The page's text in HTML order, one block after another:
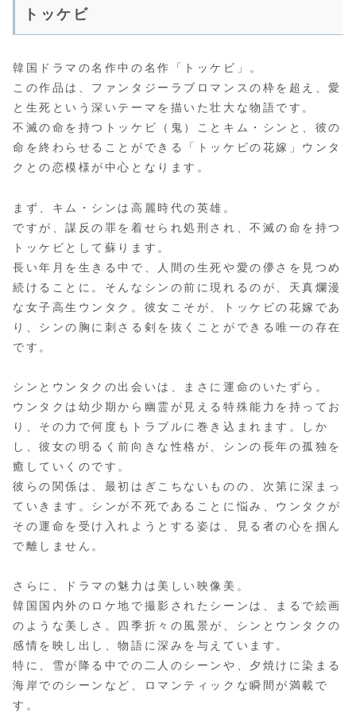
トッケビ
韓国ドラマの名作中の名作「トッケビ」。
この作品は、ファンタジーラブロマンスの枠を超え、愛
と生死という深いテーマを描いた壮大な物語です。
不滅の命を持つトッケビ（鬼）ことキム・シンと、彼の
命を終わらせることができる「トッケビの花嫁」ウンタ
クとの恋模様が中心となります。
まず、キム・シンは高麗時代の英雄。
ですが、謀反の罪を着せられ処刑され、不滅の命を持つ
トッケビとして蘇ります。
長い年月を生きる中で、人間の生死や愛の儚さを見つめ
続けることに。そんなシンの前に現れるのが、天真爛漫
な女子高生ウンタク。彼女こそが、トッケビの花嫁であ
り、シンの胸に刺さる剣を抜くことができる唯一の存在
です。
シンとウンタクの出会いは、まさに運命のいたずら。
ウンタクは幼少期から幽霊が見える特殊能力を持ってお
り、その力で何度もトラブルに巻き込まれます。しか
し、彼女の明るく前向きな性格が、シンの長年の孤独を
癒していくのです。
彼らの関係は、最初はぎこちないものの、次第に深まっ
ていきます。シンが不死であることに悩み、ウンタクが
その運命を受け入れようとする姿は、見る者の心を掴ん
で離しません。
さらに、ドラマの魅力は美しい映像美。
韓国国内外のロケ地で撮影されたシーンは、まるで絵画
のような美しさ。四季折々の風景が、シンとウンタクの
感情を映し出し、物語に深みを与えています。
特に、雪が降る中での二人のシーンや、夕焼けに染まる
海岸でのシーンなど、ロマンティックな瞬間が満載で
す。